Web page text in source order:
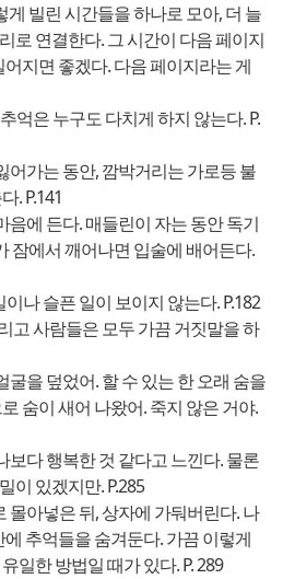
게 빌린 시간들을 하나로 모아, 더 늘
로 연결한다. 그 시간이 다음 페이지
지면 좋겠다. 다음 페이지라는 게
억은 누구도 다치게 하지 않는다. P.
어가는 동안, 깜박거리는 가로등 불
. P.141
음에 든다. 매들린이 자는 동안 독기
잠에서 깨어나면 입술에 배어든다.
나 슬픈 일이 보이지 않는다. P.182
고 사람들은 모두 가끔 거짓말을 하
굴을 덮었어. 할 수 있는 한 오래 숨을
숨이 새어 나왔어. 죽지 않은 거야.
보다 행복한 것 같다고 느낀다. 물론
이 있겠지만. P.285
몰아넣은 뒤, 상자에 가둬버린다. 나
추억들을 숨겨둔다. 가끔 이렇게
일한 방법일 때가 있다. P. 289